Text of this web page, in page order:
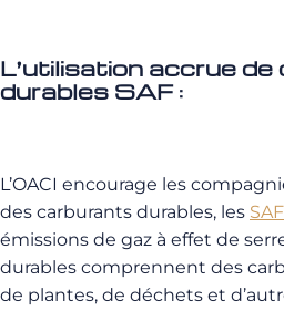
L’utilisation accrue
durables SAF :
L’OACI encourage les
des carburants durables, les SAF
émissions de gaz à effet de
durables comprennent des
de plantes, de déchets et